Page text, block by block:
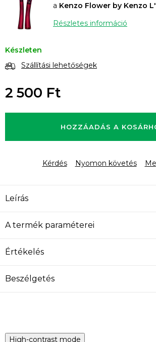
a Kenzo Flower by Kenzo
Részletes információ
Készleten
Szállítási lehetőségek
2 500 Ft
HOZZÁADÁS A
Kérdés Nyomon követés
Leírás
A termék paraméterei
Értékelés
Beszélgetés
High-contrast mode